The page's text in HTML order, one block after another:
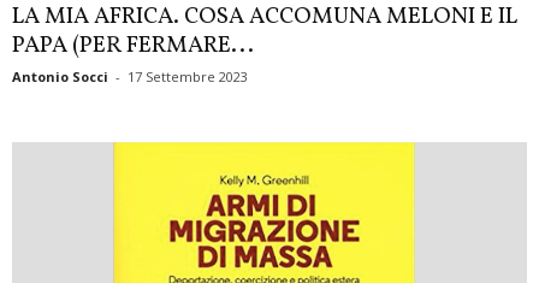
LA MIA AFRICA. COSA ACCOMUNA MELONI E IL
PAPA (PER FERMARE...
Antonio Socci - 17 Settembre 2023